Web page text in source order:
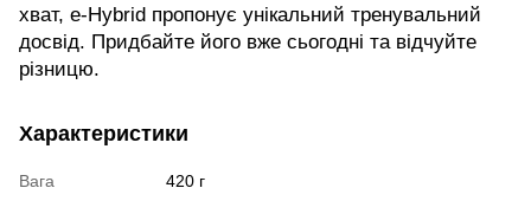
хват, e-Hybrid пропонує унікальний тренувальний
досвід. Придбайте його вже сьогодні та відчуйте
різницю.
Характеристики
Вага
420 г